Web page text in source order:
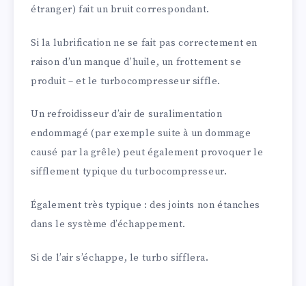
étranger) fait un bruit correspondant.
Si la lubrification ne se fait pas correctement en
raison d’un manque d’huile, un frottement se
produit – et le turbocompresseur siffle.
Un refroidisseur d’air de suralimentation
endommagé (par exemple suite à un dommage
causé par la grêle) peut également provoquer le
sifflement typique du turbocompresseur.
Également très typique : des joints non étanches
dans le système d’échappement.
Si de l’air s’échappe, le turbo sifflera.